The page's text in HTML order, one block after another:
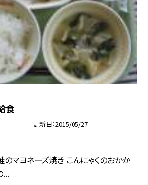
食
更新日 2015/05/27
のマヨネーズ焼き こんにゃくのおかか
...